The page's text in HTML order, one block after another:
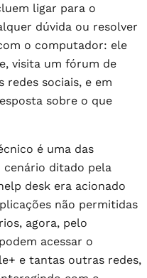
ligar para o
dúvida ou resolver
o computador: ele
visita um fórum de
redes sociais, e em
sobre o que
é uma das
cenário ditado pela
desk era acionado
não permitidas
agora, pelo
acessar o
e tantas outras redes,